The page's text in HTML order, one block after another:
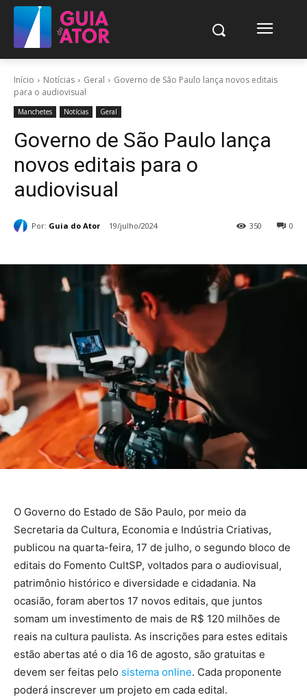
Início Notícias Geral
Governo de São Paulo lança novos editais
para o audiovisual
Manchetes Notícias Geral
Governo de São Paulo lança
novos editais para o
audiovisual
Por: Guia do Ator 19/julho/2024 0
350
O Governo do Estado de São Paulo, por meio da
Secretaria da Cultura, Economia e Indústria Criativas,
publicou na quarta-feira, 17 de julho, o segundo bloco de
editais do Fomento CultSP, voltados para o audiovisual,
patrimônio histórico e diversidade e cidadania. Na
ocasião, foram abertos 17 novos editais, que juntos
somam um investimento de mais de R$ 120 milhões de
reais na cultura paulista. As inscrições para estes editais
estão abertas até o dia 16 de agosto, são gratuitas e
devem ser feitas pelo sistema online. Cada proponente
poderá inscrever um projeto em cada edital.